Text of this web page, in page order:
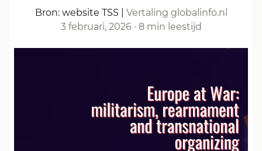
Bron: website TSS
Vertaling globalinfo.nl
3 februari, 2026 · 8 min leestijd